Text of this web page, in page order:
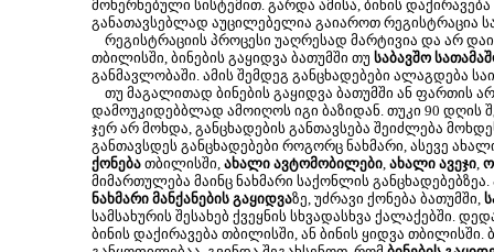
მოხერხებული სისტემით. გარდა ამისა, ბინის
განათავსებლად აუცილებელია გაიაროთ რეგისტრაცია
რეგისტრაციის პროცესი უაღრესად მარტივია და არ
თბილისში, ბინების გაყიდვა ბათუმში თუ საბავშო
განმავლობაში. ამის შემდეგ განცხადებები ალაგდება
თუ მაგალითად ბინების გაყიდვა ბათუმში ან ფართის
დამოუკიდებბლად ამოიღოს იგი ბაზიდან. თუკი 90 დღის
ჯერ არ მოხდა, განცხადების განთავსება შეიძლება
განთავსდეს განცხადებები როგორც ნახმარი, ასევე
ქონება თბილისში, ახალი ავტომობილები, ახალი ავეჯი,
მიმართულება მაინც ნახმარი საქონლის
ნახმარი მანქანების გაყიდვაზე, უძრავი ქონება ბათუმში,
სამსახურის შესახებ ქვეყნის სხვადასხვა ქალაქებში.
ბინის დაქირავება თბილისში, ან ბინის ყიდვა